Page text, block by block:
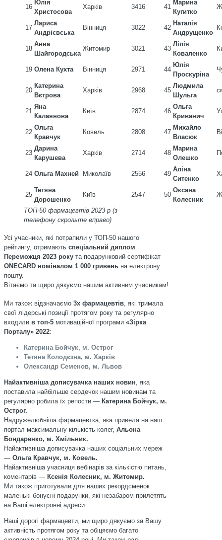
16
Юлія
Христосова
Харків 3416 41
Марина
Кугитко
17
Лариса
Андрієвська
Вінниця 3022 42
Наталія
Андрущенко
18
Анна
Шайгородська
Житомир 3021 43
Лілія
Коваленко
19 Олена Кухта Вінниця 2971 44
Юлія
Проскуріна
20
Катерина
Вєтрова
Харків 2968 45
Людмила
Шульга
21
Яна
Калаянова
Київ 2874 46
Ольга
Криванич
22
Ольга
Кравчук
Ковель 2808 47
Михайло
Власюк
23
Дарина
Карушева
Харків 2714 48
Марина
Олешко
24 Ольга Махней Миколаїв 2556 49
Аліна
Ситенко
25
Тетяна
Дорошенко
Київ 2547 50
Оксана
Колесник
ТОП-50 фармацевтів 2023 р (з
телефону скрольте вправо)
Усі учасники, які потрапили у ТОП-50 нашого
рейтингу, отримають спеціальний диплом
Переможця 2023 року та подарунковий сертифікат
ONECARD номіналом 1 000 гривень на електрону
пошту.
Вітаємо та щиро дякуємо нашим активним учасникам!
Ми також відзначаємо 3х фармацевтів , які тримала
свої лідерські позиції протягом року та регулярно
входили в топ-5 мотиваційної програми «Зірка
Порталу» 2022:
Катерина Бойчук, м. Острог
Тетяна Колодєзна, м. Харків
Олександр Семенов, м. Львов
Найактивніша дописувачка наших новин , яка
поставила найбільше сердечок нашим новинам та
регулярно робила їх репости — Катерина Бойчук, м.
Острог.
Надружелюбніша фармацевтка, яка привела на наш
портал максимальну кількість колег, Альона
Бондаренко, м. Хмільник.
Найактивніша дописувачка наших соціальних мереж
— Ольга Кравчук, м. Ковель.
Найактивніша учасниця вебінарів за кількістю питань,
коментарів — Ксенія Колесник, м. Житомир.
Ми також приготували для наших рекордсменок
маленькі бонусні подарунки, які незабаром прилетять
на Ваші електронні адреси.
Наші дорогі фармацевти, ми щиро дякуємо за Вашу
активність протягом року та обіцяємо багато